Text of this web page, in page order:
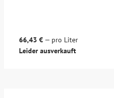
66,43 € — pro Liter
Leider ausverkauft